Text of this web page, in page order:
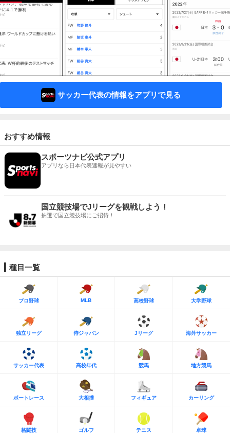
サッカー代表の情報をアプリで見る
おすすめ情報
スポーツナビ公式アプリ
アプリなら日本代表速報が見やすい
国立競技場でJリーグを観戦しよう！
抽選で国立競技場にご招待！
種目一覧
プロ野球 MLB 高校野球 大学野球
独立リーグ 侍ジャパン Jリーグ 海外サッカー
サッカー代表 高校年代 競馬 地方競馬
ボートレース 大相撲 フィギュア カーリング
格闘技 ゴルフ テニス 卓球